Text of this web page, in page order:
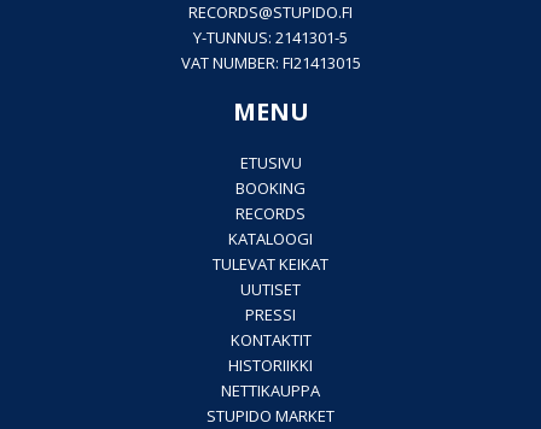
RECORDS@STUPIDO.FI
Y-TUNNUS: 2141301-5
VAT NUMBER: FI21413015
MENU
ETUSIVU
BOOKING
RECORDS
KATALOOGI
TULEVAT KEIKAT
UUTISET
PRESSI
KONTAKTIT
HISTORIIKKI
NETTIKAUPPA
STUPIDO MARKET